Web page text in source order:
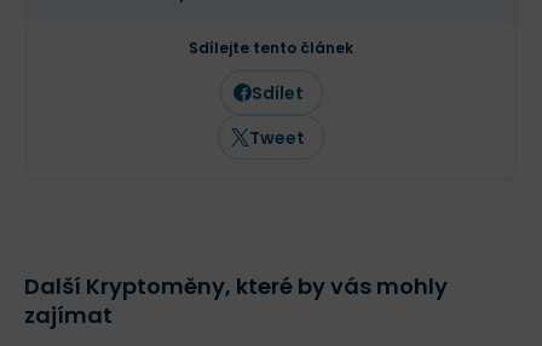
Sdílejte tento článek
Sdílet
Tweet
Další Kryptoměny, které by vás mohly
zajímat